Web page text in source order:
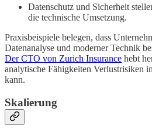
Datenschutz und Sicherheit
die technische Umsetzung.
Praxisbeispiele belegen, dass
Datenanalyse und moderner Technik
Der CTO von Zurich Insurance hebt
analytische Fähigkeiten Verlustrisiken
kann.
Skalierung